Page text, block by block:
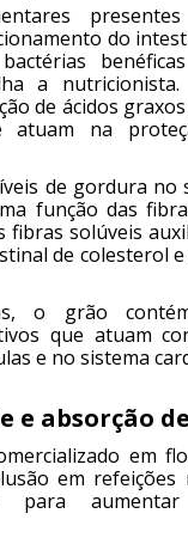
do
a nutricionista.
de ácidos
atuam na
de gordura no
função das
fibras solúveis
de colesterol
o grão
que atuam
e no sistema
e absorção
em
em refeições
para